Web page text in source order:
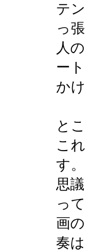
テ
っ
人
ー
か
と
こ
す
思
っ
画
奏